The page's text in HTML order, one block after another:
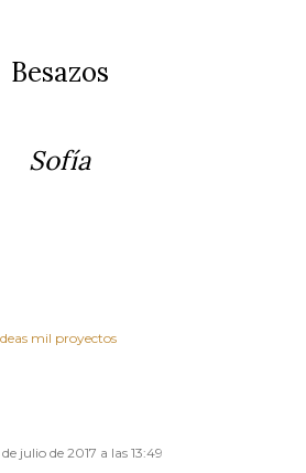
Besazos
Sofía
mil proyectos
julio de 2017 a las 13:49